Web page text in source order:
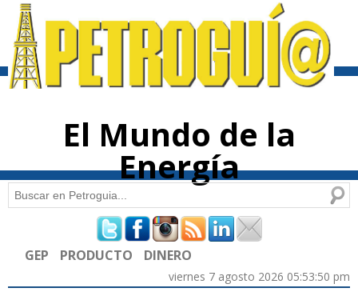
contenido
El Mundo de la
Energía
Formulario de búsqueda
Buscar
GEP PRODUCTO DINERO
viernes 7 agosto 2026 05:53:50 pm